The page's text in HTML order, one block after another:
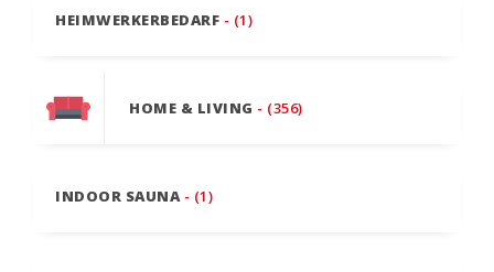
HEIMWERKERBEDARF - (1)
HOME & LIVING - (356)
INDOOR SAUNA - (1)